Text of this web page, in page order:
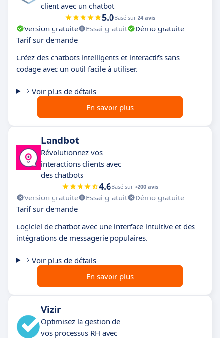
client avec un chatbot
5.0Basé sur 24 avis
Version gratuite Essai gratuit
Démo gratuite
Tarif sur demande
Créez des chatbots intelligents et interactifs sans
codage avec un outil facile à utiliser.
Voir plus de détails
En savoir plus
Landbot
Révolutionnez vos
interactions clients avec
des chatbots
4.6Basé sur +200 avis
Version gratuite Essai gratuit
Démo gratuite
Tarif sur demande
Logiciel de chatbot avec une interface intuitive et des
intégrations de messagerie populaires.
Voir plus de détails
En savoir plus
Vizir
Optimisez la gestion de
vos processus RH avec